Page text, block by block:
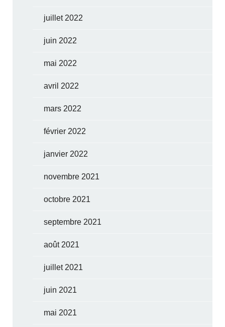
juillet 2022
juin 2022
mai 2022
avril 2022
mars 2022
février 2022
janvier 2022
novembre 2021
octobre 2021
septembre 2021
août 2021
juillet 2021
juin 2021
mai 2021